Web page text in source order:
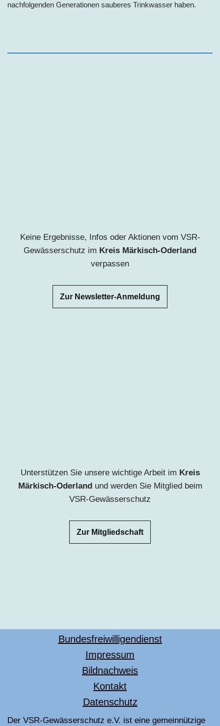
nachfolgenden Generationen sauberes Trinkwasser haben.
Keine Ergebnisse, Infos oder Aktionen vom VSR-
Gewässerschutz im Kreis Märkisch-Oderland
verpassen
Zur Newsletter-Anmeldung
Unterstützen Sie unsere wichtige Arbeit im Kreis
Märkisch-Oderlandund werden Sie Mitglied beim
VSR-Gewässerschutz
Zur Mitgliedschaft
Bundesfreiwilligendienst
Impressum
Bildnachweis
Kontakt
Datenschutz
Der VSR-Gewässerschutz e.V. ist eine gemeinnützige